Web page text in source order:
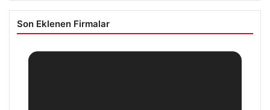
Son Eklenen Firmalar